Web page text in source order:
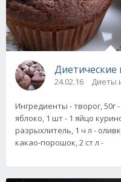
24.02.16 Диеты
Ингредиенты - творог, 50г
яблоко, 1 шт - 1 яйцо
разрыхлитель, 1 ч л -
какао-порошок, 2 ст л -